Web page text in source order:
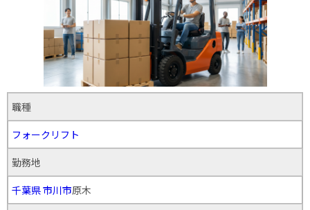
職種
フォークリフト
勤務地
千葉県市川市原木